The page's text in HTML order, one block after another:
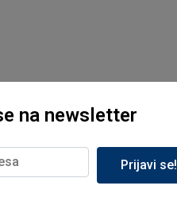
na newsletter
Prijavi se!